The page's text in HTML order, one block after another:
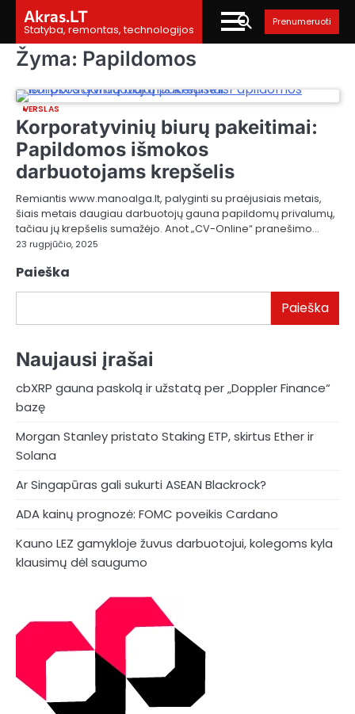
content
Akras.LT
Statyba, remontas, technologijos
Prenumeruoti
Žyma: Papildomos
VERSLAS
Korporatyvinių biurų pakeitimai:
Papildomos išmokos
darbuotojams krepšelis
Remiantis www.manoalga.lt, palyginti su praėjusiais metais,
šiais metais daugiau darbuotojų gauna papildomų privalumų,
tačiau jų krepšelis sumažėjo. Anot „CV-Online“ pranešimo…
23 rugpjūčio, 2025
Paieška
Paieška
Naujausi įrašai
cbXRP gauna paskolą ir užstatą per „Doppler Finance“
bazę
Morgan Stanley pristato Staking ETP, skirtus Ether ir
Solana
Ar Singapūras gali sukurti ASEAN Blackrock?
ADA kainų prognozė: FOMC poveikis Cardano
Kauno LEZ gamykloje žuvus darbuotojui, kolegoms kyla
klausimų dėl saugumo